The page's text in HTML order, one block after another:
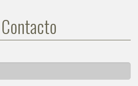
Contacto